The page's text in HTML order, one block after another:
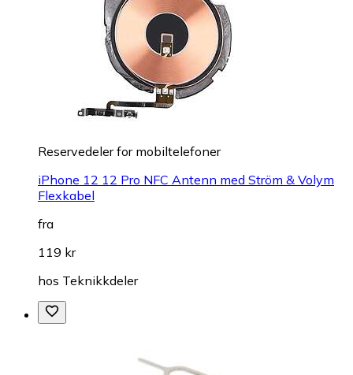
Reservedeler for mobiltelefoner
iPhone 12 12 Pro NFC Antenn med Ström & Volym
Flexkabel
fra
119 kr
hos Teknikkdeler